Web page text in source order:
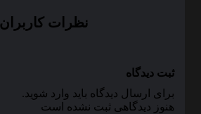
نظرات کاربران
ثبت دیدگاه
برای ارسال دیدگاه باید وارد شوید.
هنوز دیدگاهی ثبت نشده است